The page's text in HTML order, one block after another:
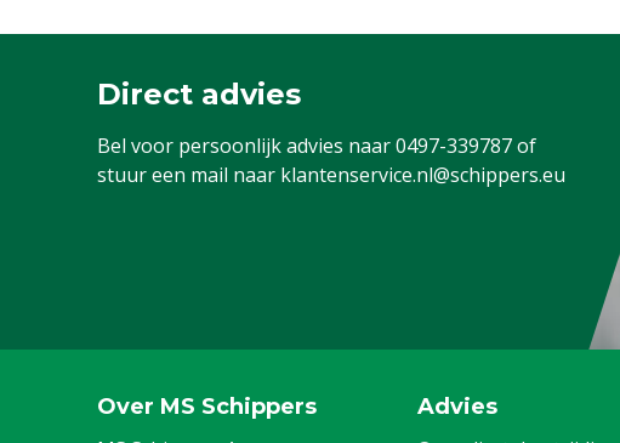
Geiten, Overig
Stalen neus
Kleur
Rood
Direct advies
Bel voor persoonlijk advies naar0497-339787of
stuur een mail naar klantenservice.nl@schippers.eu
Over MS Schippers
Advies